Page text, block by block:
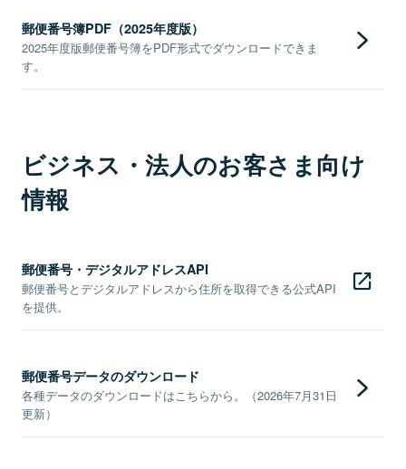
郵便番号簿PDF（2025年度版）
2025年度版郵便番号簿をPDF形式でダウンロードできま
す。
ビジネス・法人のお客さま向け
情報
郵便番号・デジタルアドレスAPI
郵便番号とデジタルアドレスから住所を取得できる公式API
を提供。
郵便番号データのダウンロード
各種データのダウンロードはこちらから。（2026年7月31日
更新）